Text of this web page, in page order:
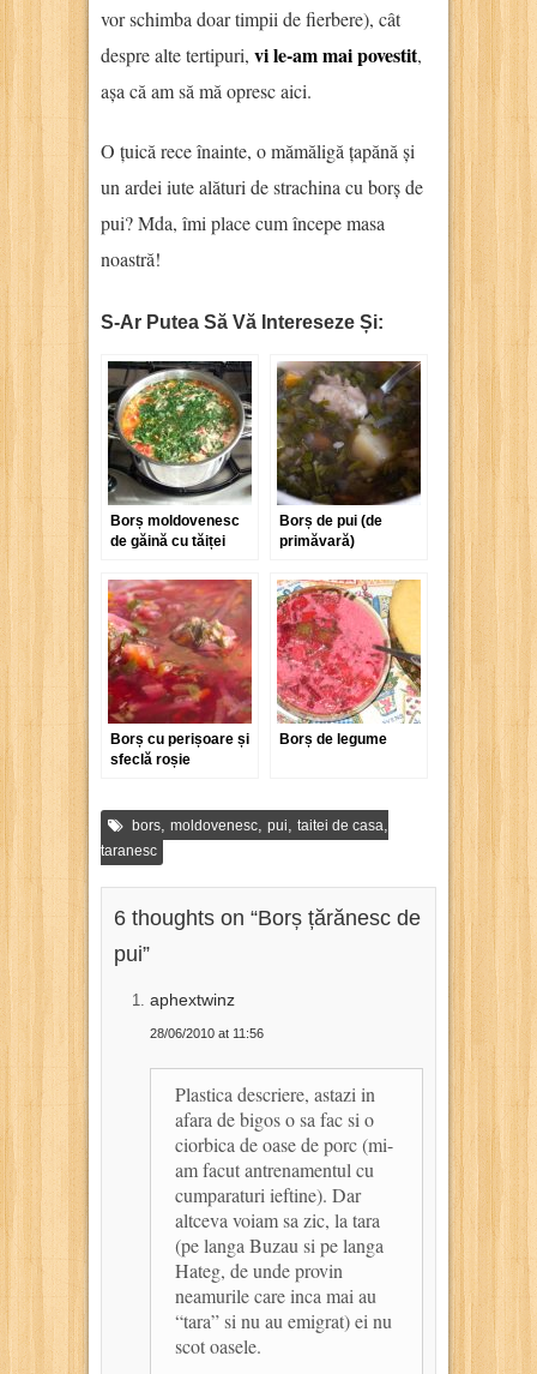
vor schimba doar timpii de fierbere), cât
despre alte tertipuri, vi le-am mai povestit,
așa că am să mă opresc aici.
O țuică rece înainte, o mămăligă țapănă și
un ardei iute alături de strachina cu borș de
pui? Mda, îmi place cum începe masa
noastră!
S-Ar Putea Să Vă Intereseze Și:
Borș moldovenesc
de găină cu tăiței
Borș de pui (de
primăvară)
Borș cu perișoare și
sfeclă roșie
Borș de legume
bors moldovenesc pui taitei de casa
taranesc
6 thoughts on “Borș țărănesc de
pui”
aphextwinz
28/06/2010 at 11:56
Plastica descriere, astazi in
afara de bigos o sa fac si o
ciorbica de oase de porc (mi-
am facut antrenamentul cu
cumparaturi ieftine). Dar
altceva voiam sa zic, la tara
(pe langa Buzau si pe langa
Hateg, de unde provin
neamurile care inca mai au
“tara” si nu au emigrat) ei nu
scot oasele.